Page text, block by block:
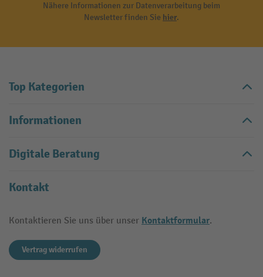
Nähere Informationen zur Datenverarbeitung beim
Newsletter finden Sie hier.
Top Kategorien
Informationen
Digitale Beratung
Kontakt
Kontaktieren Sie uns über unser Kontaktformular.
Vertrag widerrufen